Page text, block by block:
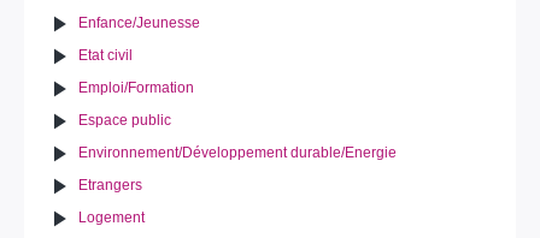
Enfance/Jeunesse
Etat civil
Emploi/Formation
Espace public
Environnement/Développement durable/Energie
Etrangers
Logement